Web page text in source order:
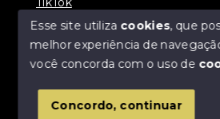
Olá! Estamos
© Copyright 2026 - Império
SITE PARA IMOBILIARIA
Esse site utiliza cookies, que
melhor experiência de
você concorda com o uso de
Concordo, continuar